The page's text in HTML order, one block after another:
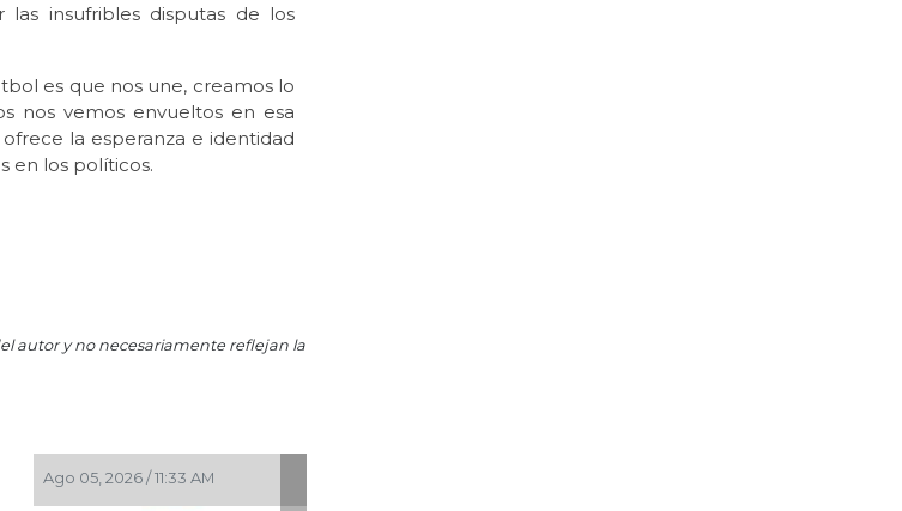
insufribles disputas de los
es que nos une, creamos lo
nos vemos envueltos en esa
la esperanza e identidad
en los políticos.
autor y no necesariamente reflejan la
Ago 05, 2026 / 11:33 AM